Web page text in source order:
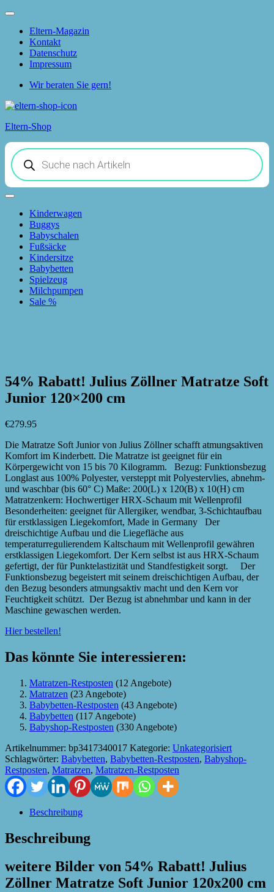
Skip
content
Eltern-Magazin
Kontakt
Datenschutz
Impressum
Wir beraten Sie gern!
Eltern-Shop
Products
search
Kinderwagen
Buggys
Babyschalen
Fußsäcke
Kindersitze
Babybetten
Spielzeug
Milchpumpen
Sale %
54% Rabatt! Julius Zöllner Matratze Soft
Junior 120×200 cm
€279.95
Die Matratze Soft Junior von Julius Zöllner schafft atmungsaktiven
Komfort im Kinderbett. Die Matratze ist geeignet für ein
Körpergewicht von 15 bis 70 Kilogramm. Bezug: Funktionsbezug
Longlast aus 100% Polyester, versteppt mit Polyestervlies, abnehm-
und waschbar (bis 60° C) Maße: 200(L) x 120(B) x 10(H) cm
Matratzenkern: Hochwertiger HRX-Schaum mit Wellenprofil
Besonderheiten: geeignet für Allergiker, wendbar, 3-Schichtaufbau
für erstklassigen Liegekomfort, Made in Germany Der
dreischichtige Aufbau und die Liegefläche aus
temperaturregulierendem Kaltschaum mit Wellenprofil gewähren
erstklassigen Liegekomfort. Der Kern selbst ist aus HRX-Schaum
gefertigt, der für Punktelastizität und Standfestigkeit sorgt. Der
Funktionsbezug begeistert mit seinem dreischichtigen Aufbau, der
den Bezug besonders atmungsaktiv macht und den Kern vor
Feuchtigkeit schützt. Der Bezug ist abnehmbar und kann in der
Maschine gewaschen werden.
Hier bestellen!
Das könnte Sie interessieren:
Matratzen-Restposten (12 Angebote)
Matratzen (23 Angebote)
Babybetten-Restposten (43 Angebote)
Babybetten (117 Angebote)
Babyshop-Restposten (330 Angebote)
Artikelnummer: bp3417340017 Kategorie: Unkategorisiert
Schlagwörter: Babybetten, Babybetten-Restposten, Babyshop-
Restposten, Matratzen, Matratzen-Restposten
Beschreibung
Beschreibung
weitere Bilder von 54% Rabatt! Julius
Zöllner Matratze Soft Junior 120x200 cm